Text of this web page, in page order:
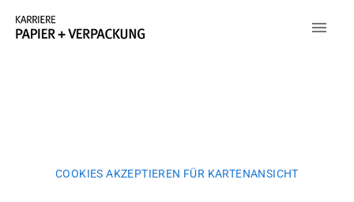
COOKIES AKZEPTIEREN FÜR KARTENANSICHT